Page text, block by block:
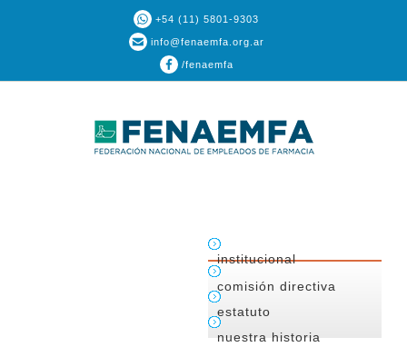
+54 (11) 5801-9303
info@fenaemfa.org.ar
/fenaemfa
institucional
comisión directiva
estatuto
nuestra historia